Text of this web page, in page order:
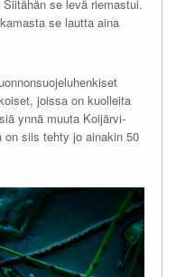
se levä riemastui.
se lautta aina
joissa on kuolleita
ynnä muuta Koijärvi-
on siis tehty jo ainakin 50